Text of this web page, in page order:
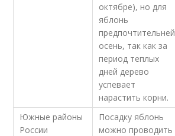
октябре), но для
яблонь
предпочтительней
осень, так как за
период теплых
дней дерево
успевает
нарастить корни.
Южные районы
России
Посадку яблонь
можно проводить